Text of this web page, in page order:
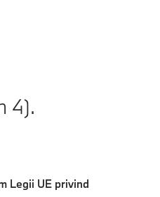
4).
Legii UE privind